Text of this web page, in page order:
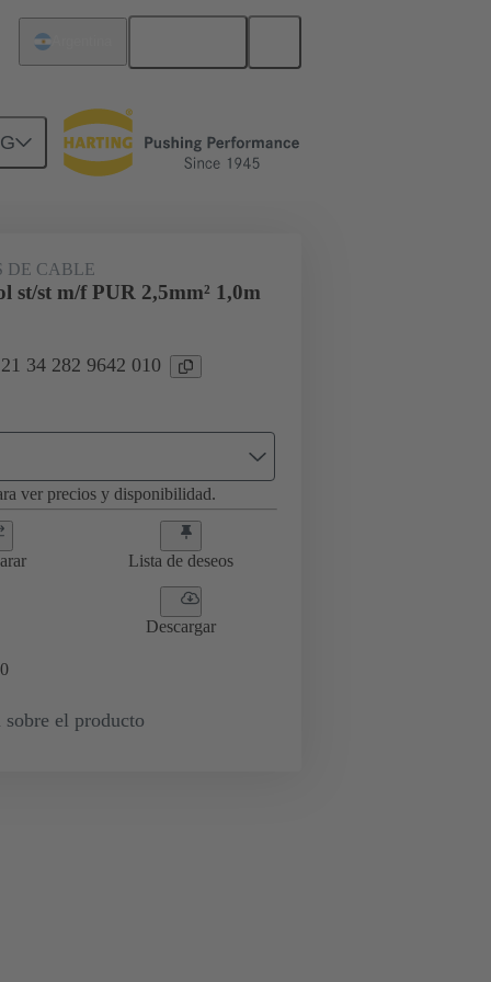
Tamaño 15 21 34 282 9642 010
DE CABLE
st/st m/f PUR 2,5mm² 1,0m
34 282 9642 010
ver precios y disponibilidad.
Lista de deseos
Descargar
0
sobre el producto